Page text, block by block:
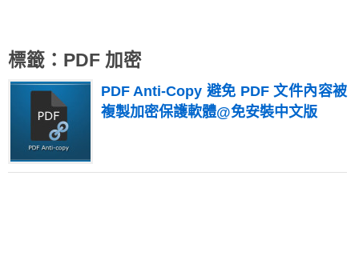
標籤：PDF 加密
PDF Anti-Copy 避免 PDF 文件內容被
複製加密保護軟體@免安裝中文版